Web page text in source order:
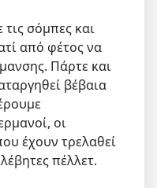
σόμπες και
από φέτος να
Πάρτε και
βέβαια
οι
έχουν τρελαθεί
πέλλετ.